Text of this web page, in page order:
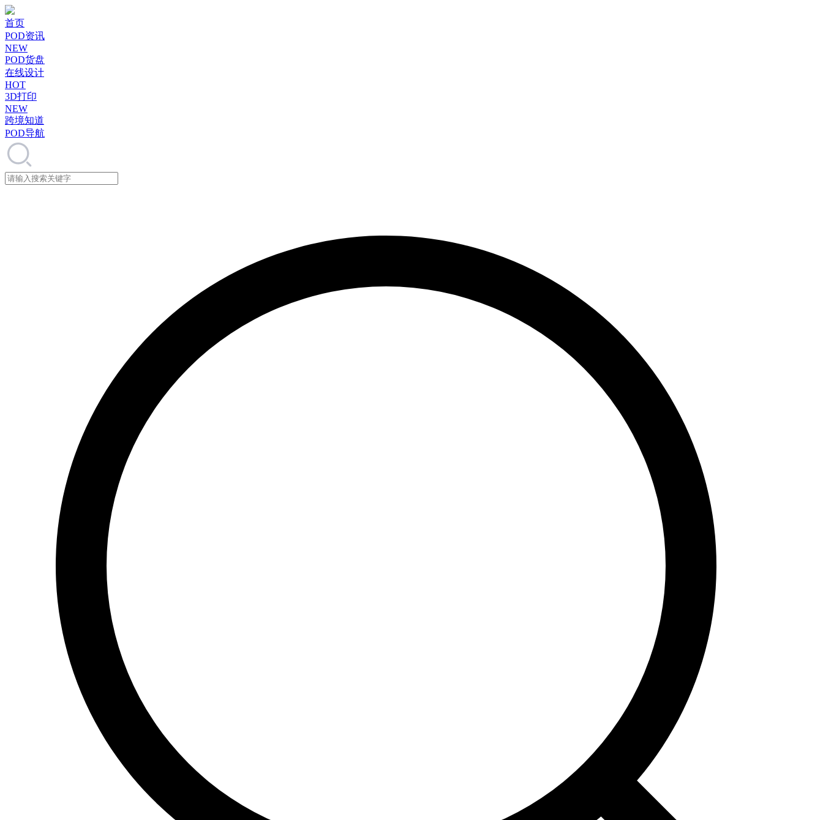
首页
POD资讯
NEW
POD货盘
在线设计
HOT
3D打印
NEW
跨境知道
POD导航